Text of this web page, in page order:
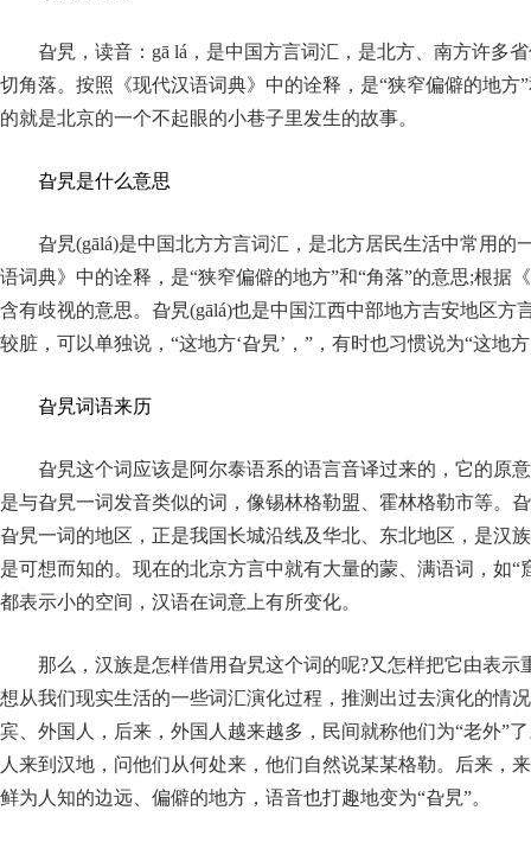
旮旯，读音：gā lá，是中国方言词汇，是北方、南方许多
切角落。按照《现代汉语词典》中的诠释，是“狭窄偏僻的地
的就是北京的一个不起眼的小巷子里发生的故事。
旮旯是什么意思
旮旯(gālá)是中国北方方言词汇，是北方居民生活中常用的
语词典》中的诠释，是“狭窄偏僻的地方”和“角落”的意思;根据
含有歧视的意思。旮旯(gālá)也是中国江西中部地方吉安地区
较脏，可以单独说，“这地方‘旮旯’，”，有时也习惯说为“这地
旮旯词语来历
旮旯这个词应该是阿尔泰语系的语言音译过来的，它的原
是与旮旯一词发音类似的词，像锡林格勒盟、霍林格勒市等。
旮旯一词的地区，正是我国长城沿线及华北、东北地区，是汉
是可想而知的。现在的北京方言中就有大量的蒙、满语词，如
都表示小的空间，汉语在词意上有所变化。
那么，汉族是怎样借用旮旯这个词的呢?又怎样把它由表示
想从我们现实生活的一些词汇演化过程，推测出过去演化的情
宾、外国人，后来，外国人越来越多，民间就称他们为“老外”
人来到汉地，问他们从何处来，他们自然说某某格勒。后来，
鲜为人知的边远、偏僻的地方，语音也打趣地变为“旮旯”。